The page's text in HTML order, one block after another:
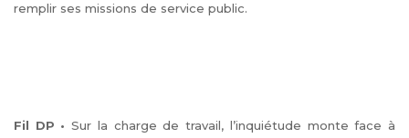
remplir ses missions de service public.
Fil DP •Sur la charge de travail, l’inquiétude monte face à